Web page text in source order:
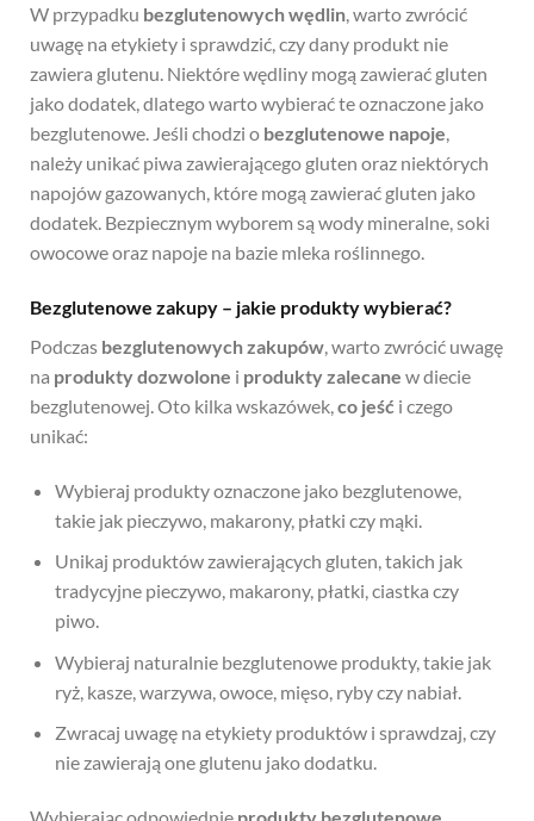
W przypadku bezglutenowych wędlin, warto zwrócić
uwagę na etykiety i sprawdzić, czy dany produkt nie
zawiera glutenu. Niektóre wędliny mogą zawierać gluten
jako dodatek, dlatego warto wybierać te oznaczone jako
bezglutenowe. Jeśli chodzi o bezglutenowe napoje,
należy unikać piwa zawierającego gluten oraz niektórych
napojów gazowanych, które mogą zawierać gluten jako
dodatek. Bezpiecznym wyborem są wody mineralne, soki
owocowe oraz napoje na bazie mleka roślinnego.
Bezglutenowe zakupy – jakie produkty wybierać?
Podczas bezglutenowych zakupów , warto zwrócić uwagę
na produkty dozwolone i produkty zalecane w diecie
bezglutenowej. Oto kilka wskazówek,co jeść i czego
unikać:
Wybieraj produkty oznaczone jako bezglutenowe,
takie jak pieczywo, makarony, płatki czy mąki.
Unikaj produktów zawierających gluten, takich jak
tradycyjne pieczywo, makarony, płatki, ciastka czy
piwo.
Wybieraj naturalnie bezglutenowe produkty, takie jak
ryż, kasze, warzywa, owoce, mięso, ryby czy nabiał.
Zwracaj uwagę na etykiety produktów i sprawdzaj, czy
nie zawierają one glutenu jako dodatku.